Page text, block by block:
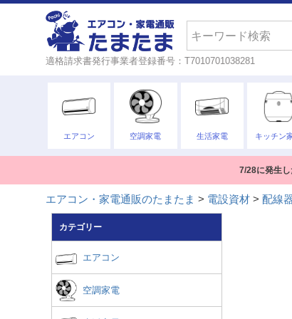
適格請求書発行事業者登録番号：T7010701038281
エアコン 空調家電 生活家電 キッチン
7/28に発生
エアコン・家電通販のたまたま 電設資材 配線
カテゴリー
エアコン
空調家電